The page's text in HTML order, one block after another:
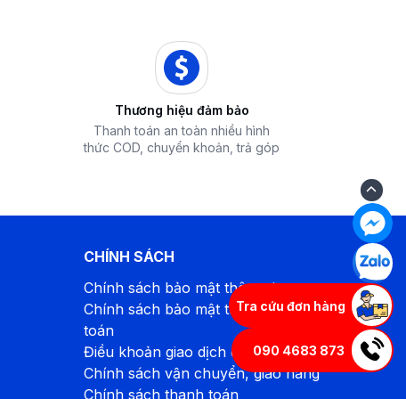
Tra cứu đơn hàng
090 4683 873
Thương hiệu đảm bảo
Thanh toán an toàn nhiều hình
thức COD, chuyển khoản, trả góp
CHÍNH SÁCH
Chính sách bảo mật thông tin
Chính sách bảo mật thông tin thanh
toán
Điều khoản giao dịch chung
Chính sách vận chuyển, giao hàng
Chính sách thanh toán